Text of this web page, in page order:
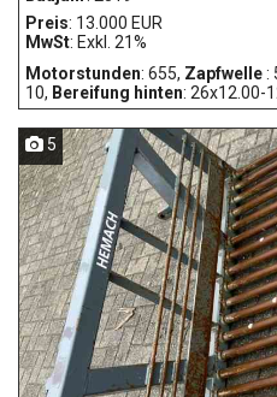
Preis: 13.000 EUR
MwSt: Exkl. 21%
Motorstunden: 655, Zapfwelle:
10, Bereifung hinten: 26x12.00-
5